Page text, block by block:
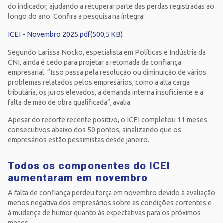
do indicador, ajudando a recuperar parte das perdas registradas ao
longo do ano. Confira a pesquisa na íntegra:
ICEI - Novembro 2025.pdf(500,5 KB)
Segundo Larissa Nocko, especialista em Políticas e Indústria da
CNI, ainda é cedo para projetar a retomada da confiança
empresarial. “Isso passa pela resolução ou diminuição de vários
problemas relatados pelos empresários, como a alta carga
tributária, os juros elevados, a demanda interna insuficiente e a
falta de mão de obra qualificada”, avalia.
Apesar do recorte recente positivo, o ICEI completou 11 meses
consecutivos abaixo dos 50 pontos, sinalizando que os
empresários estão pessimistas desde janeiro.
Todos os componentes do ICEI
aumentaram em novembro
A falta de confiança perdeu força em novembro devido à avaliação
menos negativa dos empresários sobre as condições correntes e
à mudança de humor quanto às expectativas para os próximos